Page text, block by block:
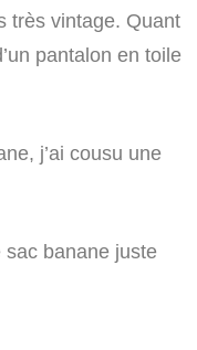
très vintage. Quant
pantalon en toile
j’ai cousu une
banane juste